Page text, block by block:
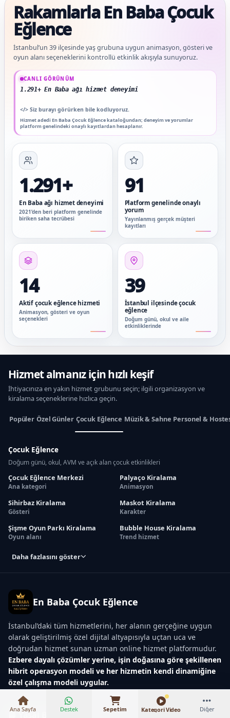
Rakamlarla En Baba Çocuk
Eğlence
İstanbul’un 39 ilçesinde yaş grubuna uygun animasyon, gösteri ve
oyun alanı seçeneklerini kontrollü etkinlik akışıyla sunuyoruz.
CANLI GÖRÜNÜM
1.291+ En Baba ağı hizmet deneyimi
</> Siz burayı görürken bile kodluyoruz.
Hizmet adedi En Baba Çocuk Eğlence kataloğundan; deneyim ve yorumlar
platform genelindeki onaylı kayıtlardan hesaplanır.
Güncel veriler: 1.291+ En Baba ağı hizmet deneyimi; 91 platform genelinde
1.291+
En Baba ağı hizmet deneyimi
2021’den beri platform genelinde
biriken saha tecrübesi
91
Platform genelinde onaylı
yorum
Yayınlanmış gerçek müşteri
kayıtları
14
Aktif çocuk eğlence hizmeti
Animasyon, gösteri ve oyun
seçenekleri
39
İstanbul ilçesinde çocuk
eğlence
Doğum günü, okul ve aile
etkinliklerinde
Hizmet almanız için hızlı keşif
İhtiyacınıza en yakın hizmet grubunu seçin; ilgili organizasyon ve
kiralama seçeneklerine hızlıca geçin.
Popüler Özel Günler Çocuk Eğlence Müzik & Sahne Personel &
Çocuk Eğlence
Doğum günü, okul, AVM ve açık alan çocuk etkinlikleri
Çocuk Eğlence Merkezi
Ana kategori
Palyaço Kiralama
Animasyon
Sihirbaz Kiralama
Gösteri
Maskot Kiralama
Karakter
Şişme Oyun Parkı Kiralama
Oyun alanı
Bubble House Kiralama
Trend hizmet
Daha fazlasını göster
En Baba Çocuk Eğlence
İstanbul’daki tüm hizmetlerini, her alanın gerçeğine uygun
olarak geliştirilmiş özel dijital altyapısıyla uçtan uca ve
doğrudan hizmet sunan uzman online hizmet platformudur.
Ezbere dayalı çözümler yerine, işin doğasına göre şekillenen
hibrit operasyon modeli ve her hizmetin kendi dinamiğine
özel çalışma modeli uygular.
📘 Yasal Bilgiler
₺15.000 – ₺22.000
Ana Sayfa Destek Sepetim Kategori Video Diğer